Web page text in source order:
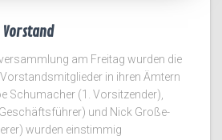
am Freitag wurden die
in ihren Ämtern
Schumacher (1. Vorsitzender),
und Nick Große-
wurden einstimmig